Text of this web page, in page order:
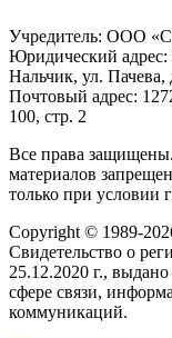
Учредитель: ООО
Юридический адрес:
Нальчик, ул. Пачева,
Почтовый адрес:
100, стр. 2
Все права
материалов
только при условии
Copyright © 1989-
Свидетельство о
25.12.2020 г.,
сфере связи,
коммуникаций.